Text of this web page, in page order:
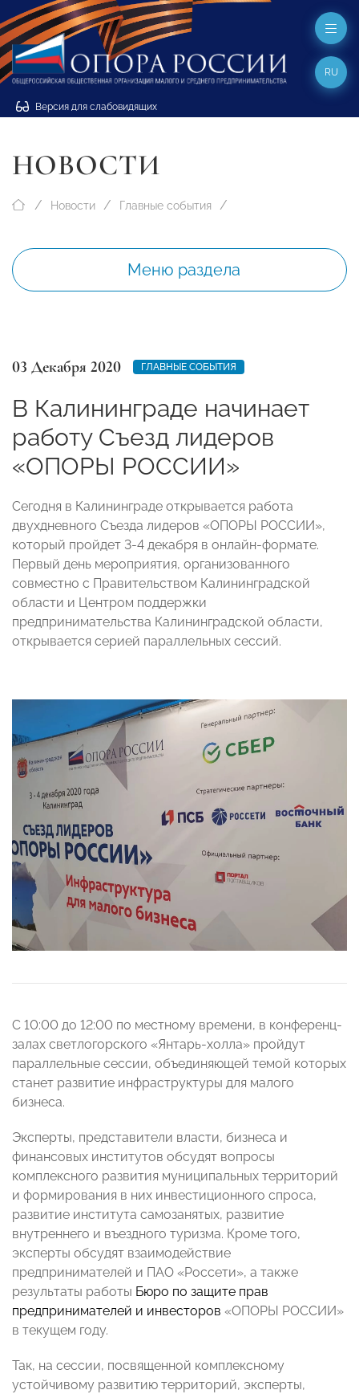
Версия для слабовидящих
RU
НОВОСТИ
Новости Главные события
Меню раздела
03 Декабря 2020 ГЛАВНЫЕ СОБЫТИЯ
В Калининграде начинает
работу Съезд лидеров
«ОПОРЫ РОССИИ»
Сегодня в Калининграде открывается работа
двухдневного Съезда лидеров «ОПОРЫ РОССИИ»,
который пройдет 3-4 декабря в онлайн-формате.
Первый день мероприятия, организованного
совместно с Правительством Калининградской
области и Центром поддержки
предпринимательства Калининградской области,
открывается серией параллельных сессий.
С 10:00 до 12:00 по местному времени, в конференц-
залах светлогорского «Янтарь-холла» пройдут
параллельные сессии, объединяющей темой которых
станет развитие инфраструктуры для малого
бизнеса.
Эксперты, представители власти, бизнеса и
финансовых институтов обсудят вопросы
комплексного развития муниципальных территорий
и формирования в них инвестиционного спроса,
развитие института самозанятых, развитие
внутреннего и въездного туризма. Кроме того,
эксперты обсудят взаимодействие
предпринимателей и ПАО «Россети», а также
результаты работы Бюро по защите прав
предпринимателей и инвесторов «ОПОРЫ РОССИИ»
в текущем году.
Так, на сессии, посвященной комплексному
устойчивому развитию территорий, эксперты,